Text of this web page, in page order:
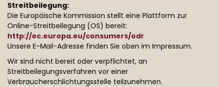
Streitbeilegung:
Die Europäische Kommission stellt eine Plattform zur
Online-Streitbeilegung (OS) bereit:
http://ec.europa.eu/consumers/odr
Unsere E-Mail-Adresse finden Sie oben im Impressum.
Wir sind nicht bereit oder verpflichtet, an
Streitbeilegungsverfahren vor einer
Verbraucherschlichtungsstelle teilzunehmen.